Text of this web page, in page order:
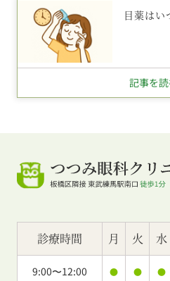
目薬はい
記事を
診療時間 月 火 水
9:00〜12:00 ● ● ●